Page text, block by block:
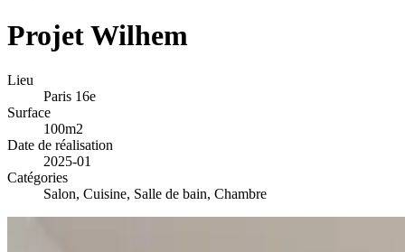
Projet Wilhem
Lieu
Paris 16e
Surface
100m2
Date de réalisation
2025-01
Catégories
Salon, Cuisine, Salle de bain, Chambre